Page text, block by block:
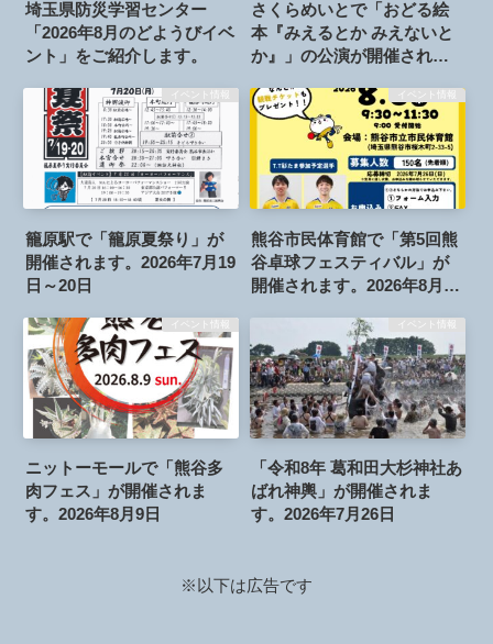
埼玉県防災学習センター
「2026年8月のどようびイベ
ント」をご紹介します。
さくらめいとで「おどる絵
本『みえるとか みえないと
か』」の公演が開催されま
イベント情報
籠原駅で「籠原夏祭り」が
開催されます。2026年7月19
日～20日
イベント情報
熊谷市民体育館で「第5回熊
谷卓球フェスティバル」が
開催されます。2026年8月6
イベント情報
ニットーモールで「熊谷多
肉フェス」が開催されま
す。2026年8月9日
イベント情報
「令和8年 葛和田大杉神社あ
ばれ神輿」が開催されま
す。2026年7月26日
※以下は広告です